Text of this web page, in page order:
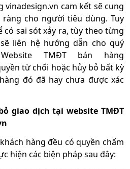
vinadesign.vn cam kết sẽ cung
cho người tiêu dùng. Tuy
có sai sót xảy ra, tùy theo từng
liên hệ hướng dẫn cho quý
TMĐT bán hàng
từ chối hoặc hủy bỏ bất kỳ
đó đã hay chưa được xác
giao dịch tại website TMĐT
hàng đều có quyền chấm
hiện các biện pháp sau đây: